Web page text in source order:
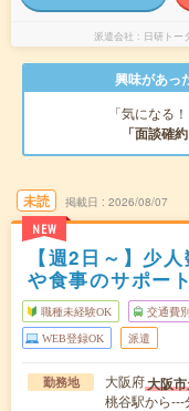
派遣会社 日研トー
興味があっ
「気になる
「面談確約
未読
NEW
掲載日 2026/08/07
【週2日～】少
や食事のサポー
職種未経験OK 交通費
WEB登録OK 派遣
勤務地 大阪府大阪
桃谷駅から